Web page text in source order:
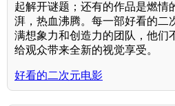
起解开谜题；还有的作品是燃情
湃，热血沸腾。每一部好看的二
满想象力和创造力的团队，他们
给观众带来全新的视觉享受。
好看的二次元电影